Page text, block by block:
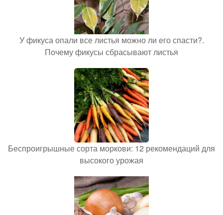
У фикуса опали все листья можно ли его спасти?.
Почему фикусы сбрасывают листья
Беспроигрышные сорта моркови: 12 рекомендаций для
высокого урожая